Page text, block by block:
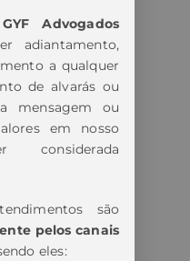
Advogados
adiantamento,
a qualquer
de alvarás ou
mensagem ou
em nosso
são
pelos canais
eles: